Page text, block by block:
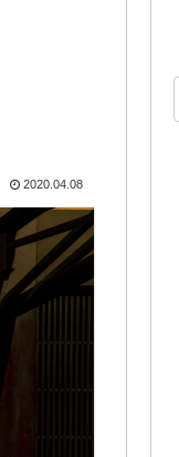
2020.04.08